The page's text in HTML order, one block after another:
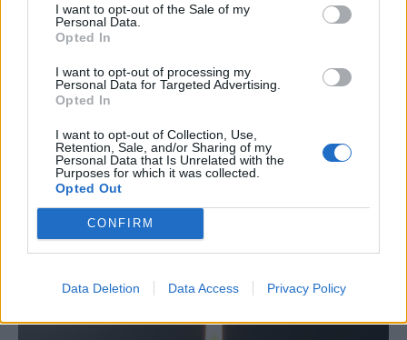
I want to opt-out of the Sale of my
Personal Data.
Opted In
I want to opt-out of processing my
Personal Data for Targeted Advertising.
Opted In
I want to opt-out of Collection, Use,
Retention, Sale, and/or Sharing of my
Personal Data that Is Unrelated with the
Purposes for which it was collected.
Opted Out
CONFIRM
Data Deletion Data Access Privacy Policy
ΤΕΛΕΥΤΑΙΕΣ ΕΙΔΗΣΕΙΣ